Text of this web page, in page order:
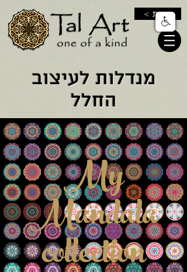
< חנות
מנדלות לעיצוב
החלל
My
Mandala
collection